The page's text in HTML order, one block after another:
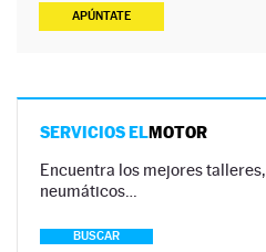
APÚNTATE
SERVICIOS ELMOTOR
Encuentra los mejores
neumáticos…
BUSCAR